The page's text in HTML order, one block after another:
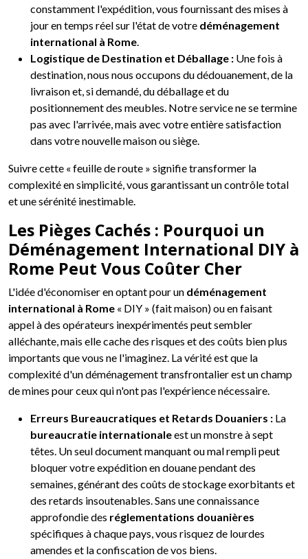
constamment l'expédition, vous fournissant des mises à
jour en temps réel sur l'état de votre déménagement
international à Rome.
Logistique de Destination et Déballage : Une fois à
destination, nous nous occupons du dédouanement, de la
livraison et, si demandé, du déballage et du
positionnement des meubles. Notre service ne se termine
pas avec l'arrivée, mais avec votre entière satisfaction
dans votre nouvelle maison ou siège.
Suivre cette « feuille de route » signifie transformer la
complexité en simplicité, vous garantissant un contrôle total
et une sérénité inestimable.
Les Pièges Cachés : Pourquoi un
Déménagement International DIY à
Rome Peut Vous Coûter Cher
L'idée d'économiser en optant pour un déménagement
international à Rome « DIY » (fait maison) ou en faisant
appel à des opérateurs inexpérimentés peut sembler
alléchante, mais elle cache des risques et des coûts bien plus
importants que vous ne l'imaginez. La vérité est que la
complexité d'un déménagement transfrontalier est un champ
de mines pour ceux qui n'ont pas l'expérience nécessaire.
Erreurs Bureaucratiques et Retards Douaniers : La
bureaucratie internationaleest un monstre à sept
têtes. Un seul document manquant ou mal rempli peut
bloquer votre expédition en douane pendant des
semaines, générant des coûts de stockage exorbitants et
des retards insoutenables. Sans une connaissance
approfondie des réglementations douanières
spécifiques à chaque pays, vous risquez de lourdes
amendes et la confiscation de vos biens.